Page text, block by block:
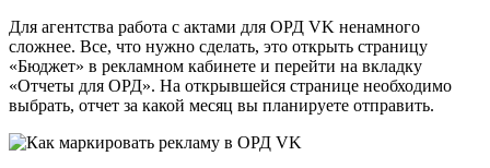
Для агентства работа с актами для ОРД VK ненамного
сложнее. Все, что нужно сделать, это открыть страницу
«Бюджет» в рекламном кабинете и перейти на вкладку
«Отчеты для ОРД». На открывшейся странице необходимо
выбрать, отчет за какой месяц вы планируете отправить.